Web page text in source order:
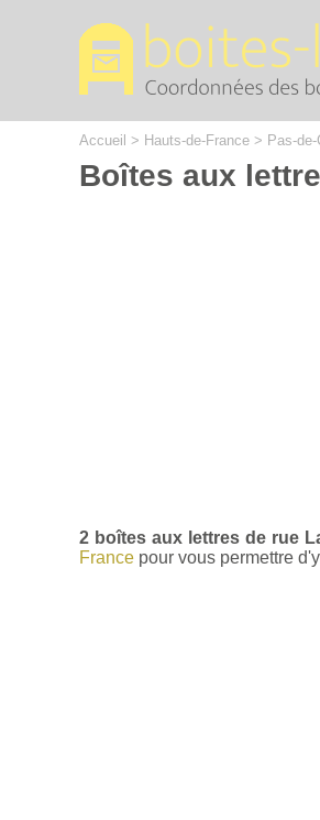
Accueil > Hauts-de-France > Pas-
Boîtes aux
2 boîtes aux lettres de rue
France pour vous permettre